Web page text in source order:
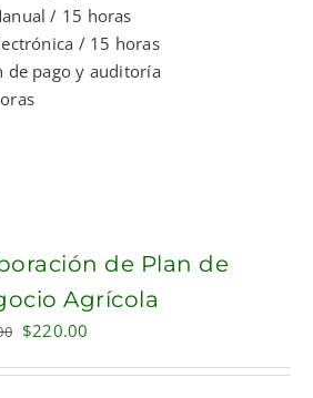
/ 15 horas
/ 15 horas
de pago y auditoría
de Plan de
Agrícola
Original
$220.00